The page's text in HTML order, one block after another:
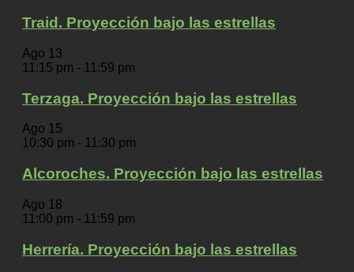
Traid. Proyección bajo las estrellas
Ago 13
11:15 pm - 11:59 pm
Terzaga. Proyección bajo las estrellas
Ago 15
10:30 pm - 11:30 pm
Alcoroches. Proyección bajo las estrellas
Ago 18
11:00 pm - 11:59 pm
Herrería. Proyección bajo las estrellas